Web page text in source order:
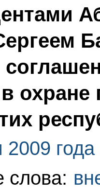
охране
2009 года
слова: